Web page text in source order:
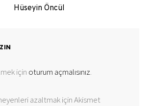
Hüseyin Öncül
için oturum açmalısınız.
azaltmak için Akismet